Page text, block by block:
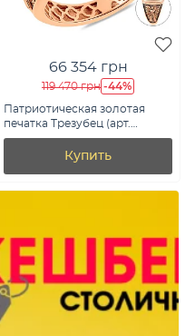
66 354 грн
119 470 грн -44%
Патриотическая золотая
печатка Трезубец (арт.
170095ч)
Купить